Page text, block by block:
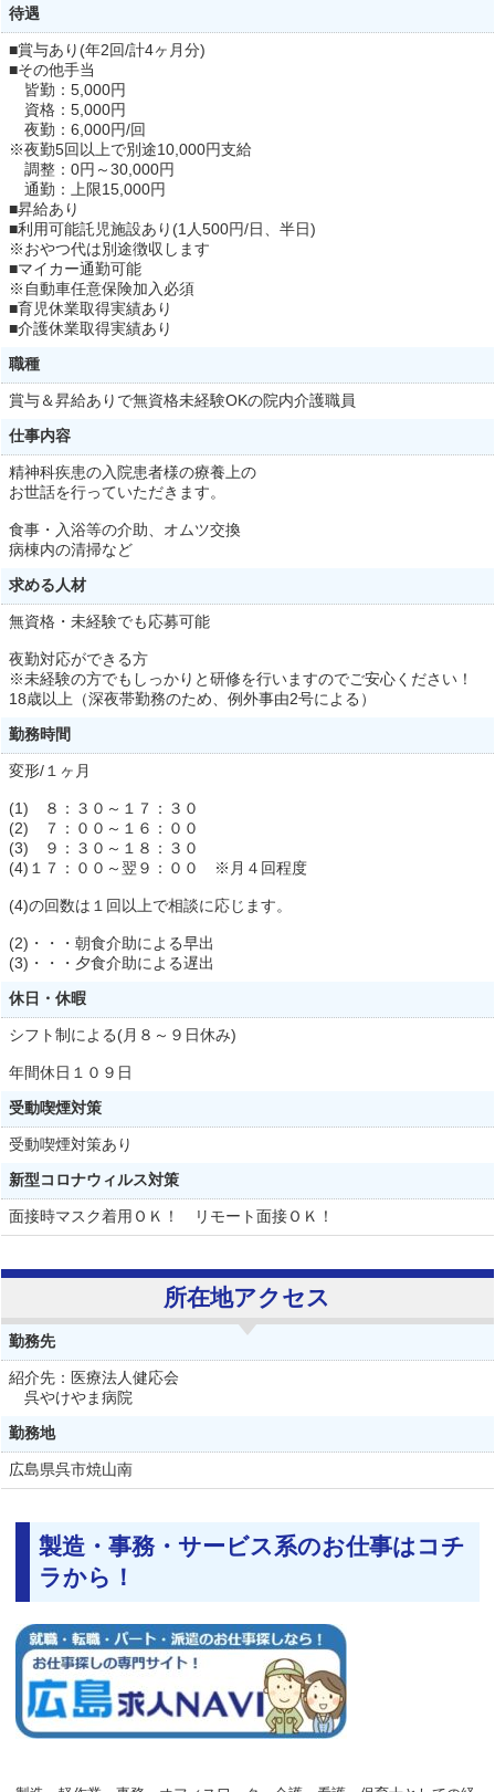
待遇
■賞与あり(年2回/計4ヶ月分)
■その他手当
皆勤：5,000円
資格：5,000円
夜勤：6,000円/回
※夜勤5回以上で別途10,000円支給
調整：0円～30,000円
通勤：上限15,000円
■昇給あり
■利用可能託児施設あり(1人500円/日、半日)
※おやつ代は別途徴収します
■マイカー通勤可能
※自動車任意保険加入必須
■育児休業取得実績あり
■介護休業取得実績あり
職種
賞与＆昇給ありで無資格未経験OKの院内介護職員
仕事内容
精神科疾患の入院患者様の療養上の
お世話を行っていただきます。
食事・入浴等の介助、オムツ交換
病棟内の清掃など
求める人材
無資格・未経験でも応募可能
夜勤対応ができる方
※未経験の方でもしっかりと研修を行いますのでご安心ください！
18歳以上（深夜帯勤務のため、例外事由2号による）
勤務時間
変形/１ヶ月
(1) ８：３０～１７：３０
(2) ７：００～１６：００
(3) ９：３０～１８：３０
(4)１７：００～翌９：００ ※月４回程度
(4)の回数は１回以上で相談に応じます。
(2)・・・朝食介助による早出
(3)・・・夕食介助による遅出
休日・休暇
シフト制による(月８～９日休み)
年間休日１０９日
受動喫煙対策
受動喫煙対策あり
新型コロナウィルス対策
面接時マスク着用ＯＫ！ リモート面接ＯＫ！
所在地アクセス
勤務先
紹介先：医療法人健応会
呉やけやま病院
勤務地
広島県呉市焼山南
製造・事務・サービス系のお仕事はコチ
ラから！